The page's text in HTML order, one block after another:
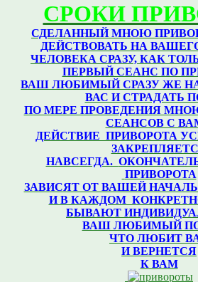
СРОКИ
СДЕЛАННЫЙ МНОЮ
ДЕЙСТВОВАТЬ НА
ЧЕЛОВЕКА СРАЗУ, КАК
ПЕРВЫЙ СЕАНС ПО
ВАШ ЛЮБИМЫЙ СРАЗУ ЖЕ
ВАС И СТРАДАТЬ
ПО МЕРЕ ПРОВЕДЕНИЯ
СЕАНСОВ С
ДЕЙСТВИЕ ПРИВОРОТА
НАВСЕГДА.
ПРИВОРОТА
ЗАВИСЯТ ОТ ВАШЕЙ
И В КАЖДОМ
БЫВАЮТ
ВАШ ЛЮБИМЫЙ
ЧТО ЛЮБИТ
И ВЕРНЕТСЯ
К ВАМ